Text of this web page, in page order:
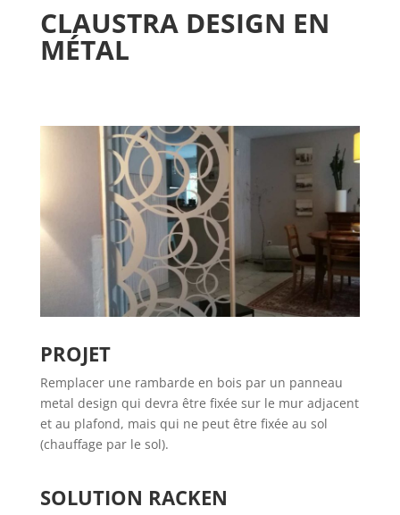
CLAUSTRA DESIGN EN
MÉTAL
PROJET
Remplacer une rambarde en bois par un panneau
metal design qui devra être fixée sur le mur adjacent
et au plafond, mais qui ne peut être fixée au sol
(chauffage par le sol).
SOLUTION RACKEN